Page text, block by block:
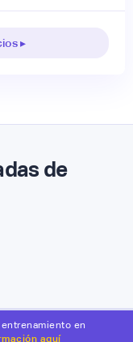
▸
de
en
aquí